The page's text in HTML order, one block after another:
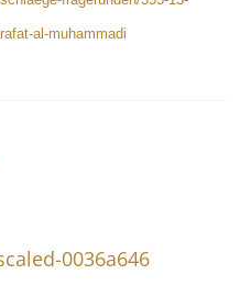
al-muhammadi